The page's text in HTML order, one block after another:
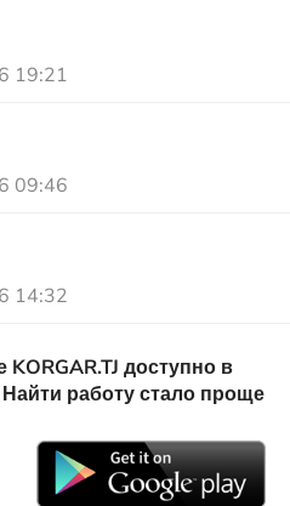
19:21
09:46
14:32
доступно в
работу стало проще